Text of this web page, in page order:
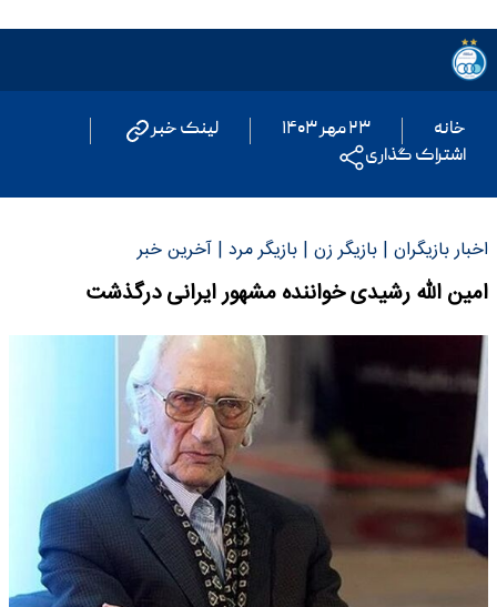
خانه ۲۳ مهر ۱۴۰۳
لینک خبر
اشتراک گذاری
اخبار بازیگران | بازیگر زن | بازیگر مرد | آخرین خبر
امین الله رشیدی خواننده مشهور ایرانی درگذشت